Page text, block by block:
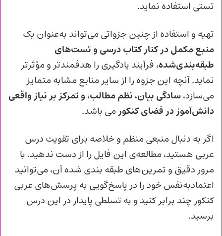
تستی استفاده نماید.
تهیه و استفاده از چنین جزواتی می‌تواند به‌عنوان یک
منبع مکمل در کنار کتاب درسی و تست‌های
طبقه‌بندی‌شده، فرآیند یادگیری را هدفمندتر و مؤثرتر
نماید. آنچه این جزوه را از سایر منابع مشابه متمایز
می‌سازد،سادگی بیان، نظم مطالب، و تمرکز بر نیاز واقعی
دانش‌آموز در فضای کنکورمی باشد.
اگر به دنبال منبعی منظم و خلاصه برای تقویت درس
عربی هستید، مطالعه‌ی این فایل را از دست ندهید. با
مرور دقیق و تمرین‌های طبقه‌ بندی‌ شده‌ آن، می‌توانید
اعتمادبه‌نفس خود را در پاسخ‌گویی به پرسش‌های عربی
کنکور چند برابر کنید و به تسلطی پایدار در این درس
برسید.